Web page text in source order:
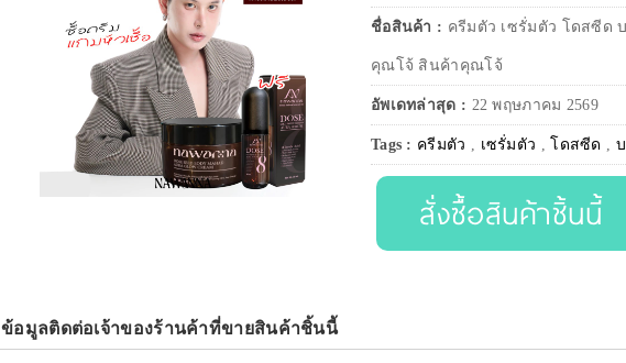
ชื่อสินค้า : ครีมตัว เซรั่มตัว โดสซีด
คุณโจ้ สินค้าคุณโจ้
อัพเดทล่าสุด : 22 พฤษภาคม 2569
Tags : ครีมตัว , เซรั่มตัว , โดสซีด ,
สั่งซื้อสินค้าชิ้นนี้
ข้อมูลติดต่อเจ้าของร้านค้าที่ขายสินค้าชิ้นนี้